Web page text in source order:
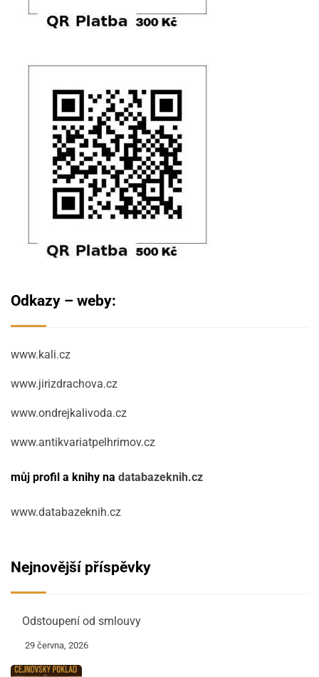
Odkazy – weby:
www.kali.cz
www.jirizdrachova.cz
www.ondrejkalivoda.cz
www.antikvariatpelhrimov.cz
můj profil a knihy na databazeknih.cz
www.databazeknih.cz
Nejnovější příspěvky
Odstoupení od smlouvy
29 června, 2026